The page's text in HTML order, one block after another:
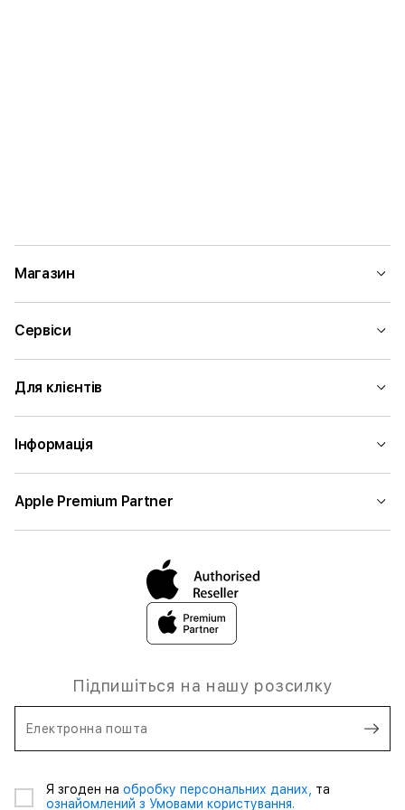
Магазин
Сервіси
Для клієнтів
Інформація
Apple Premium Partner
Підпишіться на нашу розсилку
Електронна пошта
Я згоден на обробку персональних даних, та
ознайомлений з Умовами користування.